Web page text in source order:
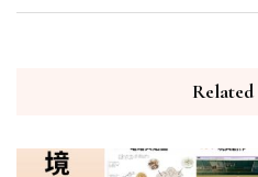
Related